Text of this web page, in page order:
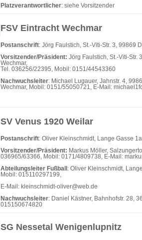
Platzverantwortlicher: siehe Vorsitzender
FSV Eintracht Wechmar
Postanschrift: Jörg Faulstich, St.-Viti-Str. 3, 99869
Vorsitzender/Präsident: Jörg Faulstich, St.-Viti-Str.
Wechmar,
Tel. 036256/22395, Mobil: 0151/44543360
Nachwuchsleiter: Michael Lugauer, Jahnstr. 4,
Wechmar, Mobil: 0151/55050721, E-Mail:
SV Venus 1920 Weilar
Postanschrift: Oliver Kleinschmidt, Lange Gasse
Vorsitzender/Präsident: Markus Möller,
036965/63366, Mobil: 0171/4809738, E-Mail:
Abteilungsleiter Fußball : Oliver Kleinschmidt,
Mobil: 015110297199,
E-Mail: kleinschmidt-oliver@web.de
Nachwuchsleiter: Daniel Kästner, Bahnhofstr. 28,
015150674820
SG Nessetal Wenigenlupnitz